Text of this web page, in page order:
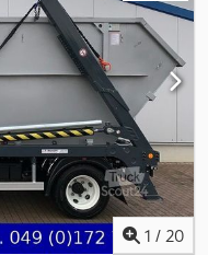
1 / 20